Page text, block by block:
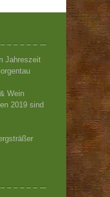
Jahreszeit
Wein
2019 sind